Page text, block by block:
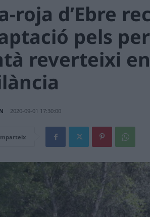
roja d’Ebre
pels
reverteixi
2020-09-01 17:30:00